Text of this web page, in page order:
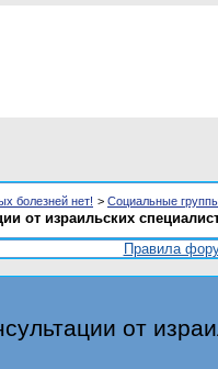
болезней нет! > Социальные
от израильских
Правила
от